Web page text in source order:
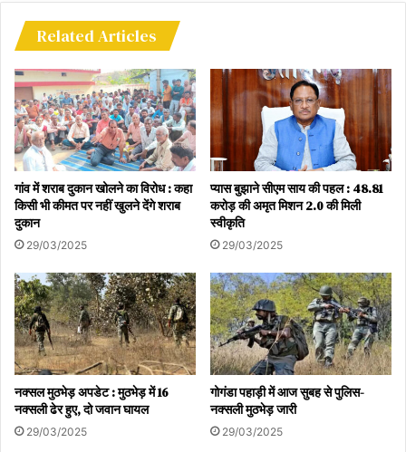
Related Articles
गांव में शराब दुकान खोलने का विरोध : कहा
किसी भी कीमत पर नहीं खुलने देंगे शराब
दुकान
29/03/2025
प्यास बुझाने सीएम साय की पहल : 48.81
करोड़ की अमृत मिशन 2.0 की मिली
स्वीकृति
29/03/2025
नक्सल मुठभेड़ अपडेट : मुठभेड़ में 16
नक्सली ढेर हुए, दो जवान घायल
29/03/2025
गोगंडा पहाड़ी में आज सुबह से पुलिस-
नक्सली मुठभेड़ जारी
29/03/2025